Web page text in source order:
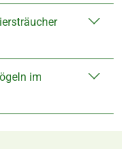
im